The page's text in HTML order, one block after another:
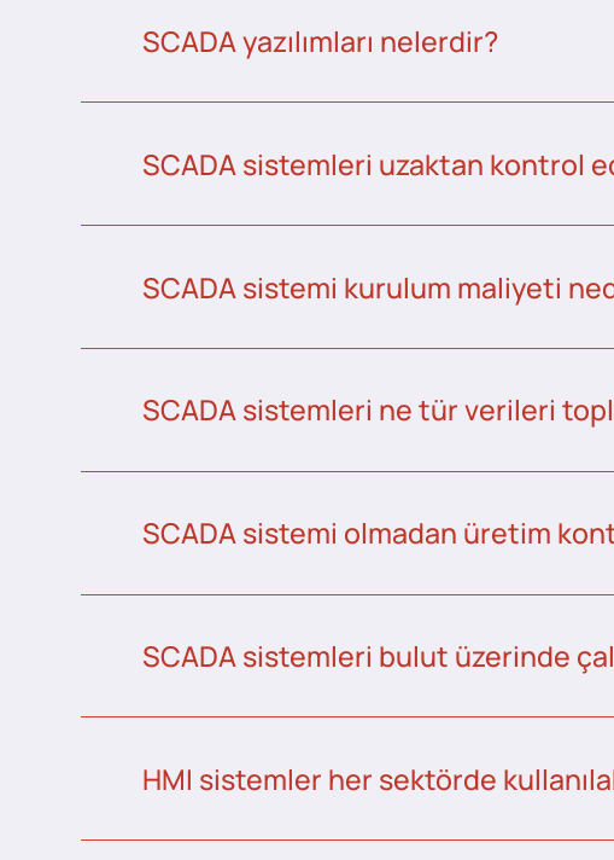
SCADA yazılımları nelerdir?
SCADA sistemleri uzaktan kontrol
SCADA sistemi kurulum maliyeti
SCADA sistemleri ne tür verileri
SCADA sistemi olmadan üretim
SCADA sistemleri bulut üzerinde
HMI sistemler her sektörde